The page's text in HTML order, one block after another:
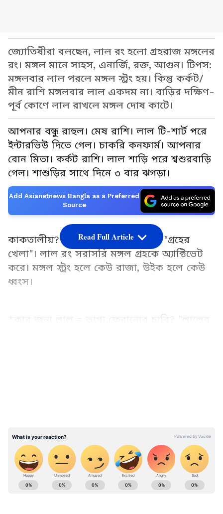
জ্যোতিষীরা বলছেন, লাল রং হলো গ্রহরাজ মঙ্গলের
রং। মঙ্গল মানে সাহস, এনার্জি, রক্ত, আগুন। টিপস:
মঙ্গলবার লাল পরলে মঙ্গল স্ট্রং হয়। কিন্তু কর্কট/
মীন রাশি মঙ্গলবার লাল একদম না। বাড়ির দক্ষিণ-
পূর্ব কোণে লাল রাখলে মঙ্গল দোষ কাটে।
আপনার বন্ধু রাহুল। মেষ রাশি। লাল টি-শার্ট পরে
ইন্টারভিউ দিতে গেল। চাকরি কনফার্ম। আপনার
বোন মিতা। কর্কট রাশি। লাল শাড়ি পরে শ্বশুরবাড়ি
গেল। শাশুড়ির সাথে দিনে ৩ বার ঝগড়া।
Add Asianetnews Bangla as a Preferred
Source
কাকতালীয়? জ্যোতিষ বলছে না। এটা "গ্রহের
খেলা"। লাল রং সরাসরি মঙ্গল গ্রহকে অ্যাক্টিভেট
করে। মঙ্গল স্ট্রং হলে কেউ রাজা, উইক হলে কেউ
ধ্বংস।
Read Full Article
Religion News (ধর্মের খবর): Read latest news